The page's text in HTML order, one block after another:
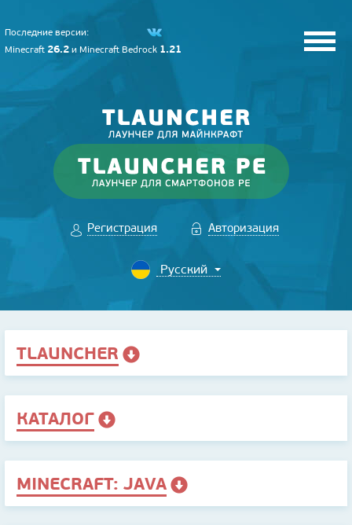
Последние версии:
Minecraft 26.2 и Minecraft Bedrock 1.21
Регистрация Авторизация
TLAUNCHER
КАТАЛОГ
MINECRAFT: JAVA